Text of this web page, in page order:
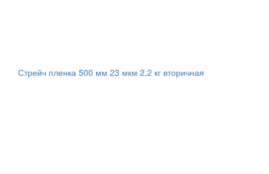
Стрейч пленка 500 мм 23 мкм 2,2 кг вторичная